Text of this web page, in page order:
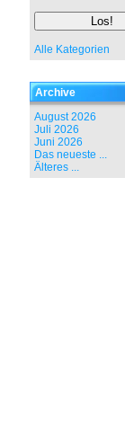
Alle Kategorien
Archive
August 2026
Juli 2026
Juni 2026
Das neueste ...
Älteres ...